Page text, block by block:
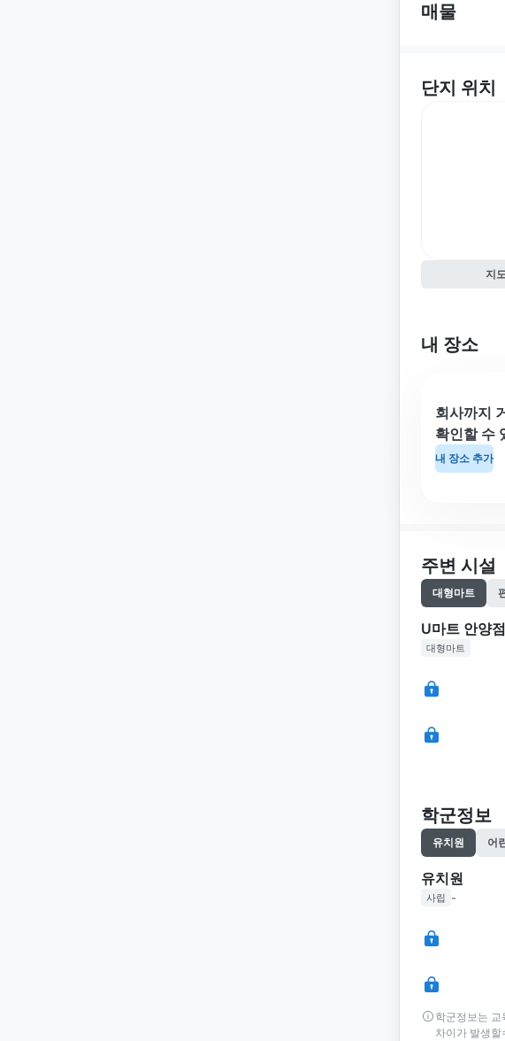
매물
단지 위치
지
내 장소
회사까지
확인할 수
내 장소 추가
주변 시설
대형마트
U마트 안양점
대형마트
학군정보
유치원 어
유치원
사립 -
학군정보는
차이가 발생할